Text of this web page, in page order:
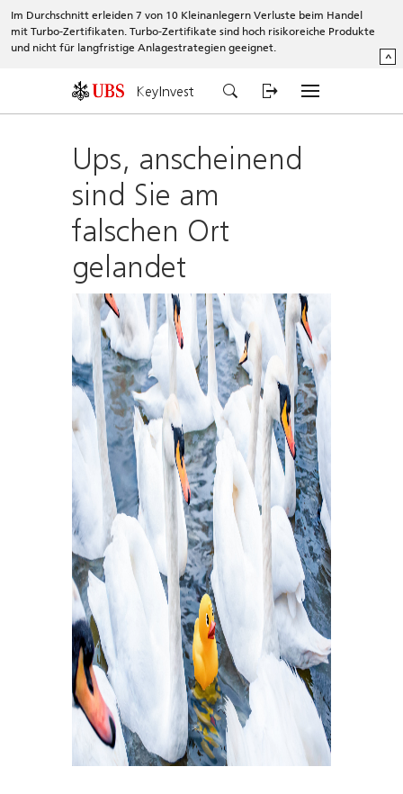
Im Durchschnitt erleiden 7 von 10 Kleinanlegern Verluste beim Handel
mit Turbo-Zertifikaten. Turbo-Zertifikate sind hoch risikoreiche Produkte
und nicht für langfristige Anlagestrategien geeignet.
^
KeyInvest
Ups, anscheinend
sind Sie am
falschen Ort
gelandet